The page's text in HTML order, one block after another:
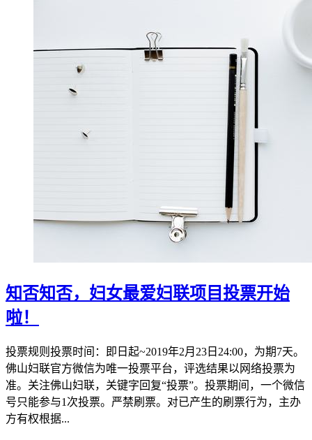
知否知否，妇女最爱妇联项目投票开始
啦！
投票规则投票时间：即日起~2019年2月23日24:00，为期7天。
佛山妇联官方微信为唯一投票平台，评选结果以网络投票为
准。关注佛山妇联，关键字回复“投票”。投票期间，一个微信
号只能参与1次投票。严禁刷票。对已产生的刷票行为，主办
方有权根据...